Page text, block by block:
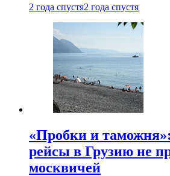
2 года спустя2 года спустя
«Пробки и
рейсы в Грузию не
москвичей